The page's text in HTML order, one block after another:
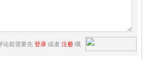
论前需要先 登录 或者 注册 哦